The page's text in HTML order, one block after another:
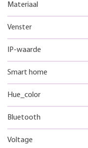
Materiaal
Venster
IP-waarde
Smart home
Hue_color
Bluetooth
Voltage